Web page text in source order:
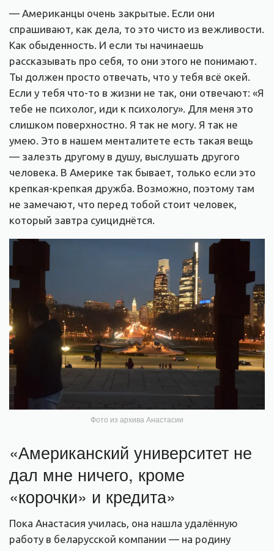
— Американцы очень закрытые. Если они
спрашивают, как дела, то это чисто из вежливости.
Как обыденность. И если ты начинаешь
рассказывать про себя, то они этого не понимают.
Ты должен просто отвечать, что у тебя всё окей.
Если у тебя что-то в жизни не так, они отвечают: «Я
тебе не психолог, иди к психологу». Для меня это
слишком поверхностно. Я так не могу. Я так не
умею. Это в нашем менталитете есть такая вещь
— залезть другому в душу, выслушать другого
человека. В Америке так бывает, только если это
крепкая-крепкая дружба. Возможно, поэтому там
не замечают, что перед тобой стоит человек,
который завтра суициднётся.
Фото из архива Анастасии
«Американский университет не
дал мне ничего, кроме
«корочки» и кредита»
Пока Анастасия училась, она нашла удалённую
работу в беларусской компании — на родину